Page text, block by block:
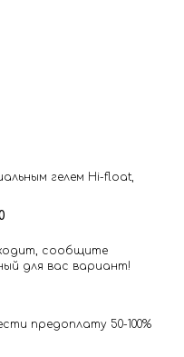
гелем Hi-float,
сообщите
для вас вариант!
предоплату 50-100%